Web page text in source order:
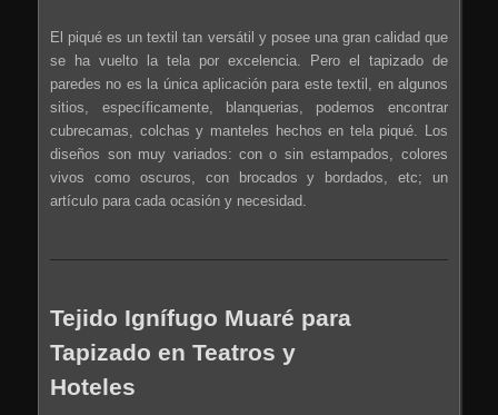
El piqué es un textil tan versátil y posee una gran calidad que
se ha vuelto la tela por excelencia. Pero el tapizado de
paredes no es la única aplicación para este textil, en algunos
sitios, específicamente, blanquerias, podemos encontrar
cubrecamas, colchas y manteles hechos en tela piqué. Los
diseños son muy variados: con o sin estampados, colores
vivos como oscuros, con brocados y bordados, etc; un
artículo para cada ocasión y necesidad.
Tejido Ignífugo Muaré para
Tapizado en Teatros y
Hoteles